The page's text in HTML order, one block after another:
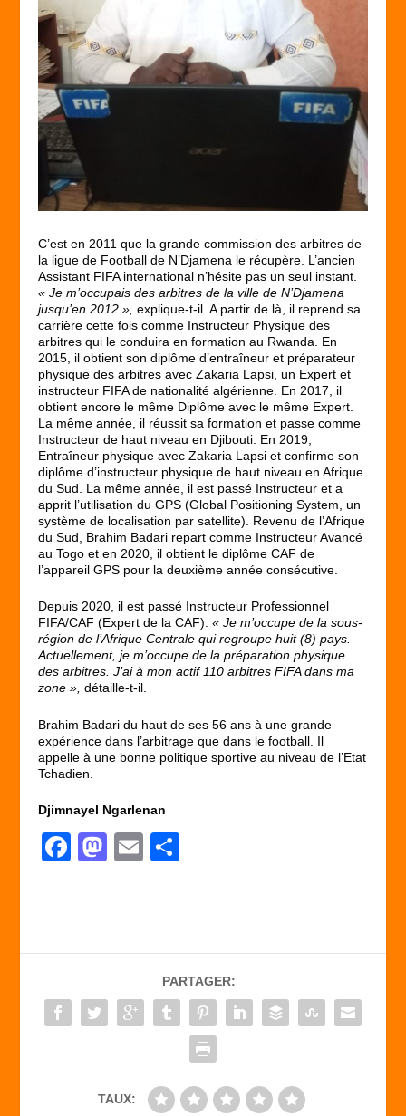
C’est en 2011 que la grande commission des arbitres de
la ligue de Football de N’Djamena le récupère. L’ancien
Assistant FIFA international n’hésite pas un seul instant.
« Je m’occupais des arbitres de la ville de N’Djamena
jusqu’en 2012 »,explique-t-il. A partir de là, il reprend sa
carrière cette fois comme Instructeur Physique des
arbitres qui le conduira en formation au Rwanda. En
2015, il obtient son diplôme d’entraîneur et préparateur
physique des arbitres avec Zakaria Lapsi, un Expert et
instructeur FIFA de nationalité algérienne. En 2017, il
obtient encore le même Diplôme avec le même Expert.
La même année, il réussit sa formation et passe comme
Instructeur de haut niveau en Djibouti. En 2019,
Entraîneur physique avec Zakaria Lapsi et confirme son
diplôme d’instructeur physique de haut niveau en Afrique
du Sud. La même année, il est passé Instructeur et a
apprit l’utilisation du GPS (Global Positioning System, un
système de localisation par satellite). Revenu de l’Afrique
du Sud, Brahim Badari repart comme Instructeur Avancé
au Togo et en 2020, il obtient le diplôme CAF de
l’appareil GPS pour la deuxième année consécutive.
Depuis 2020, il est passé Instructeur Professionnel
FIFA/CAF (Expert de la CAF).« Je m’occupe de la sous-
région de l’Afrique Centrale qui regroupe huit (8) pays.
Actuellement, je m’occupe de la préparation physique
des arbitres. J’ai à mon actif 110 arbitres FIFA dans ma
zone »,détaille-t-il.
Brahim Badari du haut de ses 56 ans à une grande
expérience dans l’arbitrage que dans le football. Il
appelle à une bonne politique sportive au niveau de l’Etat
Tchadien.
Djimnayel Ngarlenan
F
b
o
o
M
d
o
n
E
er
PARTAGER:
TAUX: